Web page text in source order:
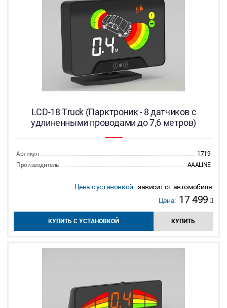
LCD-18 Truck (Парктроник - 8 датчиков с
удлиненными проводами до 7,6 метров)
Артикул
1719
Производитель
AAALINE
Цена с установкой: зависит от автомобиля
Цена: 17 499
КУПИТЬ С УСТАНОВКОЙ КУПИТЬ